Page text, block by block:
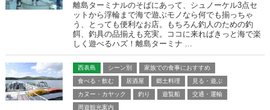
離島ターミナルのそばにあって、シュノーケル3点セ
ットから浮輪まで海で遊ぶモノなら何でも揃っちゃ
う、とっても便利なお店。もちろん釣人のための釣
餌、釣具の品揃えも充実。ココに来ればきっと海で楽
しく遊べるハズ！離島ターミナ ...
西表島 シーン別
家族での食事におすすめ
食べる・飲む
居酒屋 郷土料理
見る・遊ぶ
カヌー・カヤック
釣り 遊覧船
交通・運輸
周遊観光案内